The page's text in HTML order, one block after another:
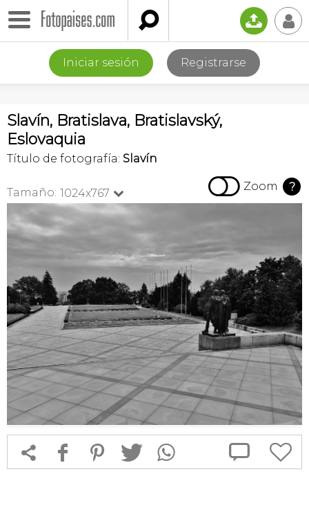
 📤 👤
Iniciar sesión Registrarse
Slavín, Bratislava, Bratislavský,
Eslovaquia
Título de fotografía: Slavín
Tamaño: 1024x767   Zoom ?
 f 1 T  